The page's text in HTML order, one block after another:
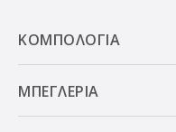
ΚΟΜΠΟΛΟΓΙΑ
ΜΠΕΓΛΕΡΙΑ